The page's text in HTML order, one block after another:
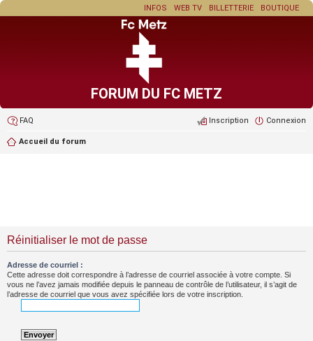
BOUTIQUE
BILLETTERIE
WEB TV
INFOS
FORUM DU FC METZ
FAQ Connexion
Inscription
Accueil du forum
Réinitialiser le mot de passe
Adresse de courriel :
Cette adresse doit correspondre à l’adresse de courriel associée à votre compte. Si
vous ne l’avez jamais modifiée depuis le panneau de contrôle de l’utilisateur, il s’agit de
l’adresse de courriel que vous avez spécifiée lors de votre inscription.